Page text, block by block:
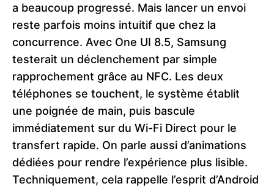
a beaucoup progressé. Mais lancer un envoi
reste parfois moins intuitif que chez la
concurrence. Avec One UI 8.5, Samsung
testerait un déclenchement par simple
rapprochement grâce au NFC. Les deux
téléphones se touchent, le système établit
une poignée de main, puis bascule
immédiatement sur du Wi-Fi Direct pour le
transfert rapide. On parle aussi d’animations
dédiées pour rendre l’expérience plus lisible.
Techniquement, cela rappelle l’esprit d’Android